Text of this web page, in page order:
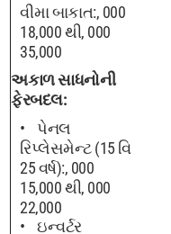
વીમા બાકાત:, 000
18,000 થી, 000
35,000
અકાળ સાધનોની
ફેરબદલ:
પેનલ
રિપ્લેસમેન્ટ (15 વિ
25 વર્ષ):, 000
15,000 થી, 000
22,000
ઇન્વર્ટર